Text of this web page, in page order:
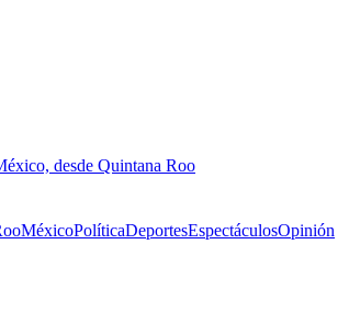
desde Quintana Roo
MéxicoPolíticaDeportesEspectáculosOpinión